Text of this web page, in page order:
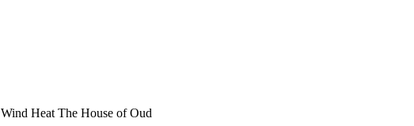
Wind Heat The House of Oud